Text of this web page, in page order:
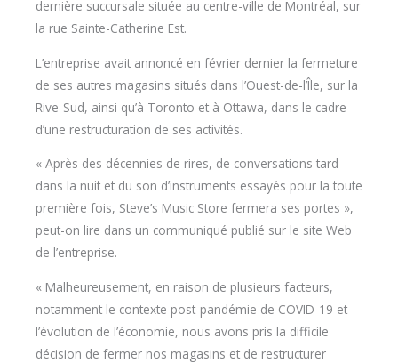
dernière succursale située au centre-ville de Montréal, sur
la rue Sainte-Catherine Est.
L’entreprise avait annoncé en février dernier la fermeture
de ses autres magasins situés dans l’Ouest-de-l’Île, sur la
Rive-Sud, ainsi qu’à Toronto et à Ottawa, dans le cadre
d’une restructuration de ses activités.
« Après des décennies de rires, de conversations tard
dans la nuit et du son d’instruments essayés pour la toute
première fois, Steve’s Music Store fermera ses portes »,
peut-on lire dans un communiqué publié sur le site Web
de l’entreprise.
« Malheureusement, en raison de plusieurs facteurs,
notamment le contexte post-pandémie de COVID-19 et
l’évolution de l’économie, nous avons pris la difficile
décision de fermer nos magasins et de restructurer